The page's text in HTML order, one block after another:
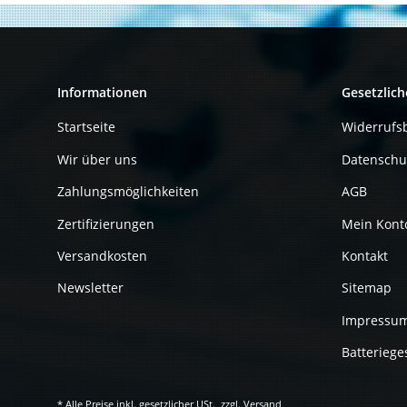
Informationen
Startseite
Wir über uns
Zahlungsmöglichkeiten
Zertifizierungen
Versandkosten
Newsletter
AGB
Mein
Kontakt
Sitemap
* Alle Preise inkl. gesetzlicher USt., zzgl. Versand